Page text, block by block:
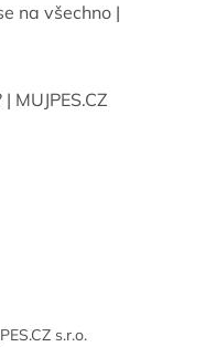
na všechno |
MUJPES.CZ
s.r.o.